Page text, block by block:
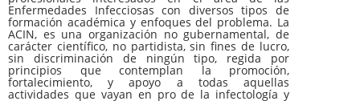
Enfermedades Infecciosas con diversos tipos de
formación académica y enfoques del problema. La
ACIN, es una organización no gubernamental, de
carácter científico, no partidista, sin fines de lucro,
sin discriminación de ningún tipo, regida por
principios que contemplan la promoción,
fortalecimiento, y apoyo a todas aquellas
actividades que vayan en pro de la infectología y